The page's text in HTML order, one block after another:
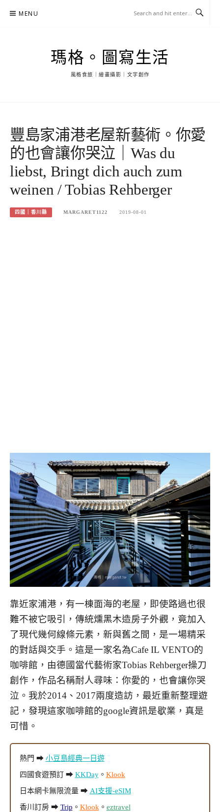
MENU
瑪格。圖寫生活
風格食旅｜繪畫攝影｜文字創作
豐島家浦港老屋新藝術。你愛
的也會讓你哭泣｜Was du
liebst, Bringt dich auch zum
weinen / Tobias Rehberger
四國｜香川縣 MARGARET1122 2019-08-01
靠近家浦港，有一棟面海的老屋，即使路過也很
難不被它吸引，傳統燻黑木造房子外觀，竟加入
了現代幾何線條元素，新與舊之間，是一場精采
的對話與交手。這是一家名為Cafe IL VENTO的
咖啡館，由德國當代藝術家Tobias Rehberger操刀
創作， 作品名稱耐人尋味：你愛的，也會讓你哭
泣 。 我於2014、2017兩度造訪，最近重新整理遊
記，發現這家咖啡館的google資訊是歇業，真是
可惜。
熱門 ➡ 小豆島經典一日遊
四國食遊預訂 ➡ KKDay。 Klook
日本網卡無限流量 ➡ AI支援-eSIM
香川訂房 ➡ Trip 。 Klook 。 eztravel